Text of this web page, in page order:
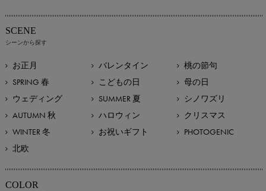
SCENE
シーンから探す
お正月 バレンタイン
桃の節句
SPRING 春
こどもの日
母の日
ウェディング
SUMMER 夏
シノワズリ
AUTUMN 秋
ハロウィン
クリスマス
WINTER 冬
お祝いギフト
PHOTOGENIC
北欧
COLOR